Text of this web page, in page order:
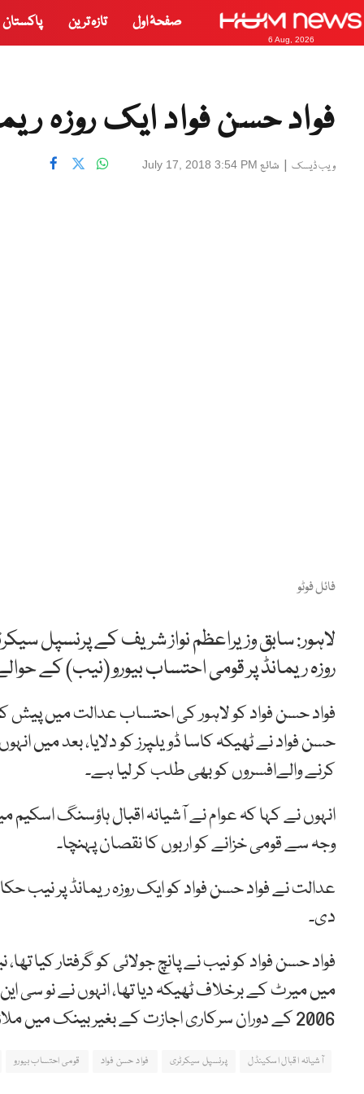
6 Aug, 2026
صفحۂ اول تازہ ترین پاکستان
فواد حسن فواد ایک روزہ
ویب ڈیسک | شائع July 17, 2018 3:54 PM
فائل فوٹو
لاہور: سابق وزیراعظم نواز شریف کے پرنسپل
روزہ ریمانڈ پر قومی احتساب بیورو (نیب) کے
فواد حسن فواد کو لاہور کی احتساب عدالت میں پیش
حسن فواد نے ٹھیکہ کاسا ڈویلپرز کو دلایا، بعد میں
کرنے والےافسروں کو بھی طلب کر لیا ہے۔
انہوں نے کہا کہ عوام نے آشیانہ اقبال ہاؤسنگ اسکیم
وجہ سے قومی خزانے کو اربوں کا نقصان پہنچا۔
عدالت نے فواد حسن فواد کو ایک روزہ ریمانڈ پر
دی۔
فواد حسن فواد کو نیب نے پانچ جولائی کو گرفتار کیا
2006 کے دوران سرکاری اجازت کے بغیر بینک میں ملازمت کی تھی۔
آشیانہ اقبال اسکینڈل پرنسپل سیکرٹری فواد حسن فواد قومی احتساب بیورو